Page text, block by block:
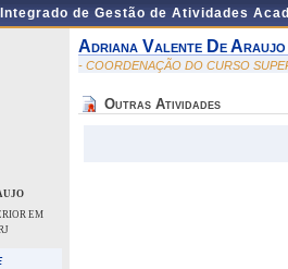
de Gestão de Atividades
EM
Adriana Valente De Araujo
- COORDENAÇÃO DO CURSO
Outras Atividades